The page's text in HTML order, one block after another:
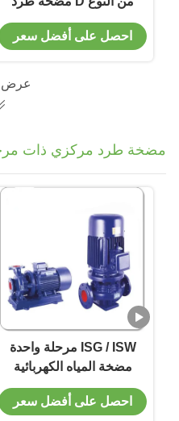
مركزي أفقية متعددة
المراحل شفط واحد
احصل على أفضل سعر
عرض
مضخة طرد مركزي ذات
ISG / ISW مرحلة واحدة
مضخة المياه الكهربائية
ذات الشفط الواحد مضخة
الأنابيب
احصل على أفضل سعر